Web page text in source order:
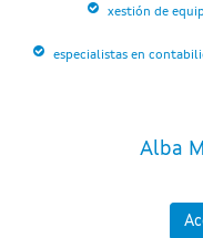
xestión de
especialistas en
Alba